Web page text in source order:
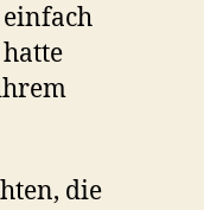
einfach
die